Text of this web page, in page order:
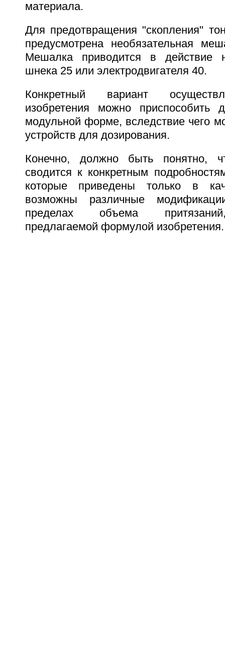
материала.
Для предотвращения "скопления"
предусмотрена необязательная
Мешалка приводится в действие
шнека 25 или электродвигателя 40.
Конкретный вариант
изобретения можно приспособить
модульной форме, вследствие чего
устройств для дозирования.
Конечно, должно быть понятно,
сводится к конкретным
которые приведены только в
возможны различные
пределах объема
предлагаемой формулой изобретения.